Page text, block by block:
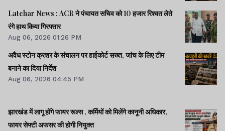
Latehar News : ACB ने पंचायत सचिव को 10 हजार रिश्वत लेते
रंगे हाथ किया गिरफ्तार
Aug 06, 2026 01:26 PM
अवैध स्टोन क्रशर के संचालन पर हाईकोर्ट सख्त, जांच के लिए टीम
बनाने का दिया निर्देश
Aug 06, 2026 04:45 PM
झारखंड में लागू होंगे फायर रूल्स , कर्मियों को मिलेंगे कानूनी अधिकार,
फायर सेफ्टी अफसर की होगी नियुक्त